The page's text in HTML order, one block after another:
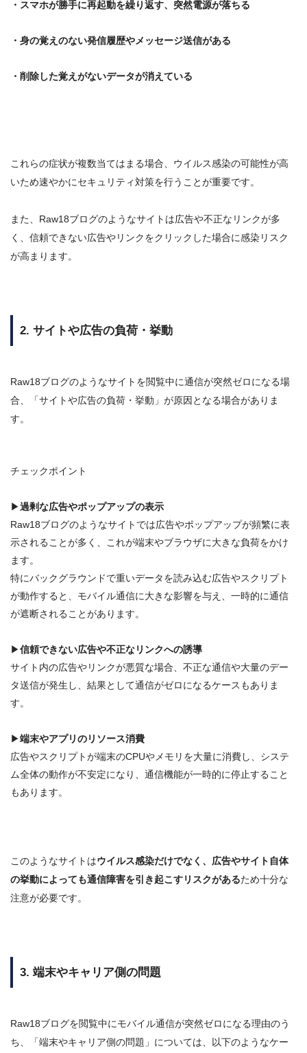
・スマホが勝手に再起動を繰り返す、突然電源が落ちる
・身の覚えのない発信履歴やメッセージ送信がある
・削除した覚えがないデータが消えている
これらの症状が複数当てはまる場合、 ウイルス感染の可能性が高
いため速やかにセキュリティ対策を行うことが重要です。
また、 Raw18ブログのようなサイトは広告や不正なリンクが多
く、信頼できない広告やリンクをクリックした場合に感染リスク
が高まります。
2. サイトや広告の負荷・挙動
Raw18ブログのようなサイトを閲覧中に通信が突然ゼロになる場
合、「サイトや広告の負荷・挙動」が原因となる場合がありま
す。
チェックポイント
▶過剰な広告やポップアップの表示
Raw18ブログのようなサイトでは広告やポップアップが頻繁に表
示される ことが多く、これが端末やブラウザに大きな負荷をかけ
ます。
特にバックグラウンドで重いデータを読み込む広告やスクリプト
が動作すると、モバイル通信に大きな影響を与え、 一時的に通信
が遮断されることがあります。
▶信頼できない広告や不正なリンクへの誘導
サイト内の広告やリンクが悪質な場合、 不正な通信や大量のデー
タ送信が発生 し、結果として通信がゼロになるケースもありま
す。
▶端末やアプリのリソース消費
広告やスクリプトが端末のCPUやメモリを大量に消費し、システ
ム全体の動作が不安定になり、通信機能が一時的に停止すること
もあります。
このようなサイトはウイルス感染だけでなく、広告やサイト自体
の挙動によっても通信障害を引き起こすリスクがあるため十分な
注意が必要です。
3. 端末やキャリア側の問題
Raw18ブログを閲覧中にモバイル通信が突然ゼロになる理由のう
ち、「端末やキャリア側の問題」については、以下のようなケー